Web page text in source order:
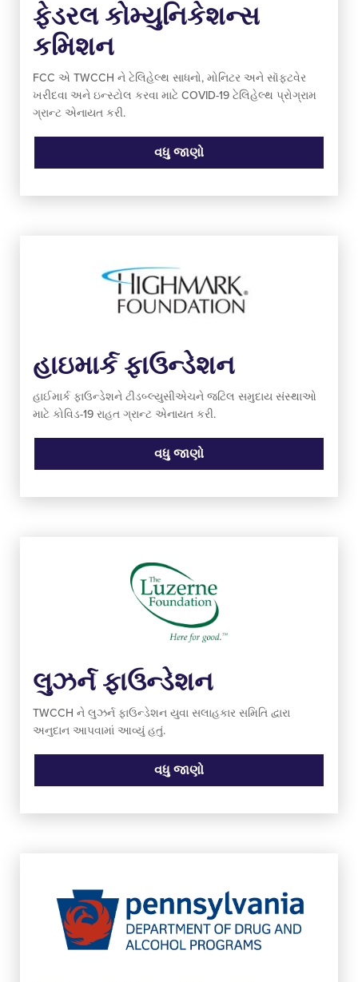
ફેડરલ કોમ્યુનિકેશન્સ
કમિશન
FCC એ TWCCH ને ટેલિહેલ્થ સાધનો, મોનિટર અને સૉફ્ટવેર
ખરીદવા અને ઇન્સ્ટોલ કરવા માટે COVID-19 ટેલિહેલ્થ પ્રોગ્રામ
ગ્રાન્ટ એનાયત કરી.
વધુ જાણો
હાઇમાર્ક ફાઉન્ડેશન
હાઈમાર્ક ફાઉન્ડેશને ટીડબ્લ્યુસીએચને જટિલ સમુદાય સંસ્થાઓ
માટે કોવિડ-19 રાહત ગ્રાન્ટ એનાયત કરી.
વધુ જાણો
લુઝર્ન ફાઉન્ડેશન
TWCCH ને લુઝર્ન ફાઉન્ડેશન યુવા સલાહકાર સમિતિ દ્વારા
અનુદાન આપવામાં આવ્યું હતું.
વધુ જાણો